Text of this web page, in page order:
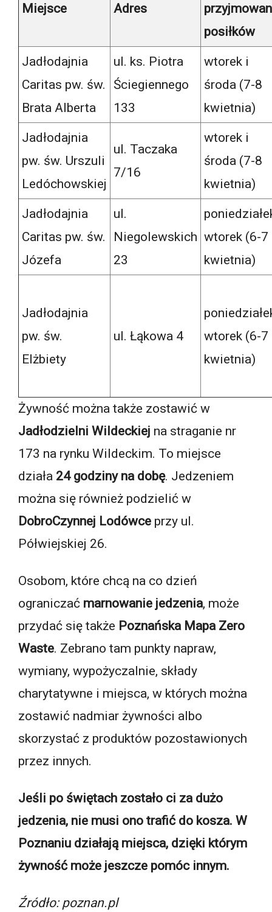
Miejsce Adres
posiłków
Jadłodajnia
Caritas pw. św.
Brata Alberta
ul. ks. Piotra
Ściegiennego
133
wtorek i
środa (7-8
kwietnia)
Jadłodajnia
pw. św. Urszuli
Ledóchowskiej
ul. Taczaka
7/16
wtorek i
środa (7-8
kwietnia)
Jadłodajnia
Caritas pw. św.
Józefa
ul.
Niegolewskich
23
wtorek (6-7
kwietnia)
Jadłodajnia
pw. św.
Elżbiety
ul. Łąkowa 4
wtorek (6-7
kwietnia)
Żywność można także zostawić w
Jadłodzielni Wildeckiej na straganie nr
173 na rynku Wildeckim. To miejsce
działa 24 godziny na dobę. Jedzeniem
można się również podzielić w
DobroCzynnej Lodówce przy ul.
Półwiejskiej 26.
Osobom, które chcą na co dzień
ograniczać marnowanie jedzenia, może
przydać się także Poznańska Mapa Zero
Waste. Zebrano tam punkty napraw,
wymiany, wypożyczalnie, składy
charytatywne i miejsca, w których można
zostawić nadmiar żywności albo
skorzystać z produktów pozostawionych
przez innych.
Jeśli po świętach zostało ci za dużo
jedzenia, nie musi ono trafić do kosza. W
Poznaniu działają miejsca, dzięki którym
żywność może jeszcze pomóc innym.
Źródło: poznan.pl